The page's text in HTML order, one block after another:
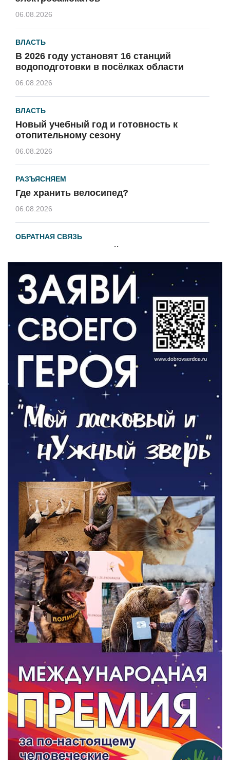
06.08.2026
ВЛАСТЬ
В 2026 году установят 16 станций
водоподготовки в посёлках области
06.08.2026
ВЛАСТЬ
Новый учебный год и готовность к
отопительному сезону
06.08.2026
РАЗЪЯСНЯЕМ
Где хранить велосипед?
06.08.2026
ОБРАТНАЯ СВЯЗЬ
Администрация онлайн
ВЛАСТЬ
День памяти и «Симфония народов»
06.08.2026
Новый настил на экотропе
05.08.2026